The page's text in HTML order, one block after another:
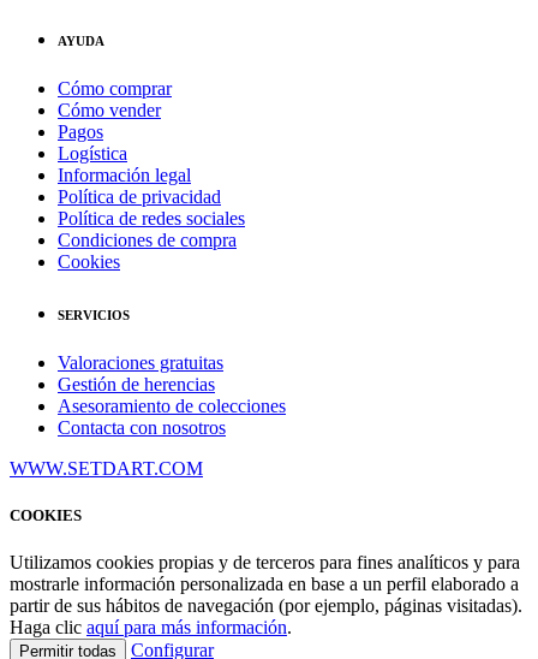
AYUDA
Cómo comprar
Cómo vender
Pagos
Logística
Información legal
Política de privacidad
Política de redes sociales
Condiciones de compra
Cookies
SERVICIOS
Valoraciones gratuitas
Gestión de herencias
Asesoramiento de colecciones
Contacta con nosotros
WWW.SETDART.COM
COOKIES
Utilizamos cookies propias y de terceros para fines analíticos y para
mostrarle información personalizada en base a un perfil elaborado a
partir de sus hábitos de navegación (por ejemplo, páginas visitadas).
Haga clic aquí para más información.
Permitir todas Configurar